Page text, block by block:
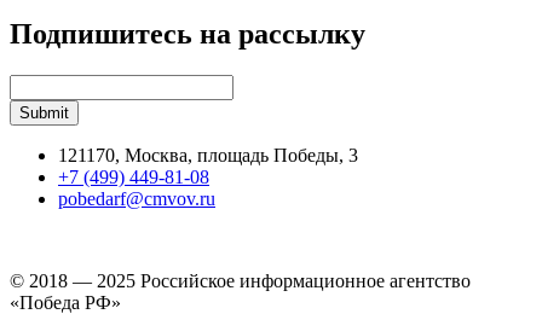
Подпишитесь на рассылку
121170, Москва, площадь Победы, 3
+7 (499) 449-81-08
pobedarf@cmvov.ru
© 2018 — 2025 Российское информационное агентство
«Победа РФ»